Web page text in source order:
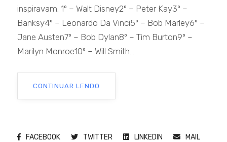
inspiravam. 1º – Walt Disney2º – Peter Kay3º –
Banksy4º – Leonardo Da Vinci5º – Bob Marley6º –
Jane Austen7º – Bob Dylan8º – Tim Burton9º –
Marilyn Monroe10º – Will Smith...
CONTINUAR LENDO
FACEBOOK TWITTER LINKEDIN MAIL